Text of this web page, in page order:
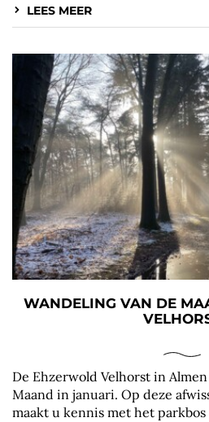
LEES MEER
WANDELING VAN DE
De Ehzerwold Velhorst in
Maand in januari. Op deze
maakt u kennis met het parkbos